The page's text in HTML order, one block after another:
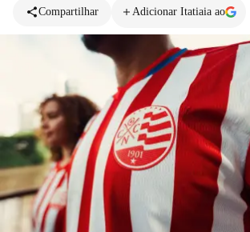
Compartilhar
Adicionar Itatiaia ao